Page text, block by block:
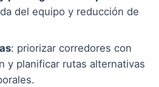
del equipo y reducción de
: priorizar corredores con
y planificar rutas alternativas